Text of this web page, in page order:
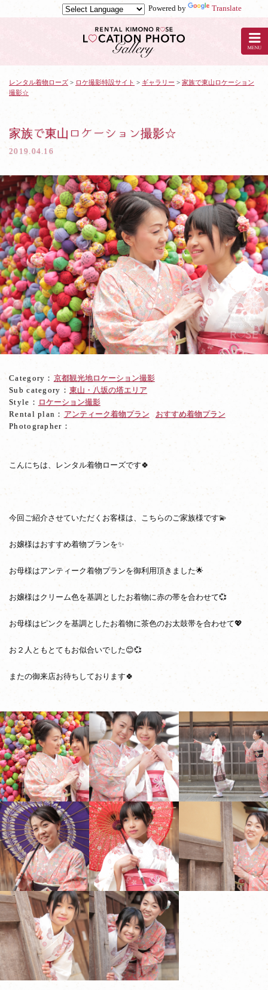
Powered by
Translate
ル
ー
ロ
ケ
撮
影：
家
族
で
東
山
ロ
ケ
ー
シ
ョ
ン
影
レンタル着物ローズ > ロケ撮影特設サイト > ギャラリー > 家族で東山ロケーション
撮影☆
家族で東山ロケーション撮影☆
2019.04.16
Category： 京都観光地ロケーション撮影
Sub category： 東山・八坂の塔エリア
Style： ロケーション撮影
Rental plan： アンティーク着物プラン
おすすめ着物プラン
Photographer：
こんにちは、レンタル着物ローズです🍀
今回ご紹介させていただくお客様は、こちらのご家族様です💫
お嬢様はおすすめ着物プランを✨
お母様はアンティーク着物プランを御利用頂きました🌟
お嬢様はクリーム色を基調としたお着物に赤の帯を合わせて💞
お母様はピンクを基調としたお着物に茶色のお太鼓帯を合わせて💖
お２人ともとてもお似合いでした😊💞
またの御来店お待ちしております🍀